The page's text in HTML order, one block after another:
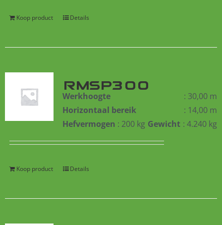
Koop product Details
RMSP300
Werkhoogte
: 30,00 m
Horizontaal bereik
: 14,00 m
Hefvermogen : 200 kg Gewicht : 4.240 kg
Koop product Details